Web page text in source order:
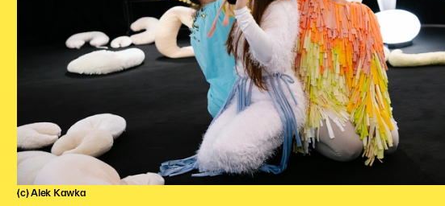
(c) Alek Kawka